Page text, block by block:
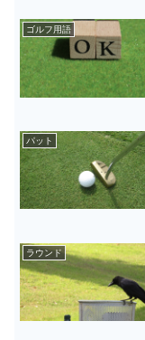
ゴルフ用語
パット
ラウンド